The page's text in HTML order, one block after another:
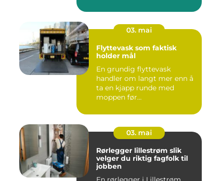
03. mai
Flyttevask som faktisk
holder mål
En grundig flyttevask
handler om langt mer enn å
ta en kjapp runde med
moppen før
03. mai
Rørlegger lillestrøm slik
velger du riktig fagfolk til
jobben